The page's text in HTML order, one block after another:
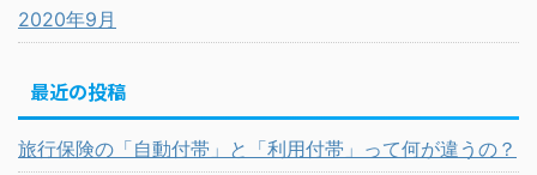
2020年9月
最近の投稿
旅行保険の「自動付帯」と「利用付帯」って何が違うの？